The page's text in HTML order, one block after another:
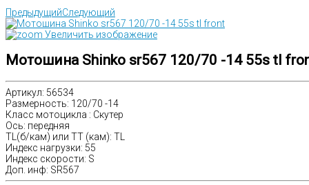
ПредыдущийСледующий
Увеличить изображение
Мотошина Shinko sr567 120/70 -14 55s tl
Артикул: 56534
Размерность: 120/70 -14
Класс мотоцикла : Скутер
Ось: передняя
TL(б/кам) или TT (кам): TL
Индекс нагрузки: 55
Индекс скорости: S
Доп. инф: SR567